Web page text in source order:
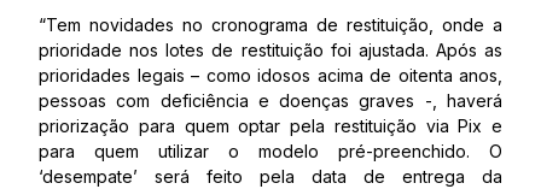
“Tem novidades no cronograma de restituição, onde a
prioridade nos lotes de restituição foi ajustada. Após as
prioridades legais – como idosos acima de oitenta anos,
pessoas com deficiência e doenças graves -, haverá
priorização para quem optar pela restituição via Pix e
para quem utilizar o modelo pré-preenchido. O
‘desempate’ será feito pela data de entrega da